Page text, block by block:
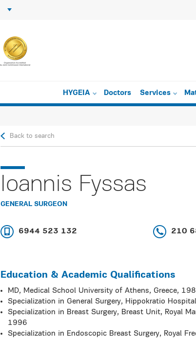
HYGEIA Doctors Services
Back to search
Ioannis Fyssas
GENERAL SURGEON
6944 523 132 210
Education & Academic Qualifications
MD, Medical School University of Athens, Greece,
Specialization in General Surgery, Hippokratio
Specialization in Breast Surgery, Breast Unit, Royal
1996
Specialization in Endoscopic Breast Surgery, Royal